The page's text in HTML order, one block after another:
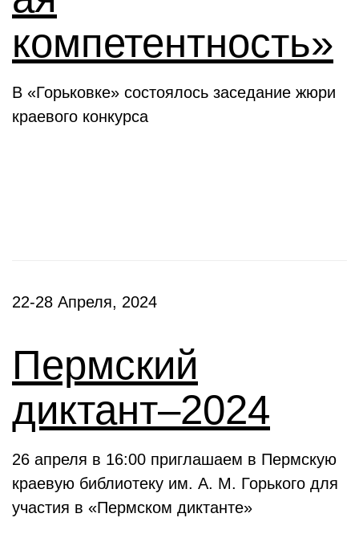
компетентность»
В «Горьковке» состоялось заседание жюри
краевого конкурса
22-28 Апреля, 2024
Пермский
диктант–2024
26 апреля в 16:00 приглашаем в Пермскую
краевую библиотеку им. А. М. Горького для
участия в «Пермском диктанте»